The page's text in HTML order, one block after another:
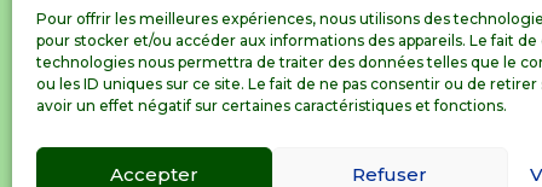
Pour offrir les meilleures expériences, nous utilisons des
pour stocker et/ou accéder aux informations des appareils. Le fait de
technologies nous permettra de traiter des données telles que le
ou les ID uniques sur ce site. Le fait de ne pas consentir ou de
avoir un effet négatif sur certaines caractéristiques et fonctions.
Accepter Refuser